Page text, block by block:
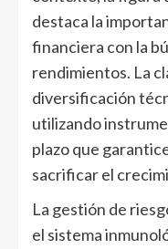
destaca la
financiera con la
rendimientos. La
diversificación
utilizando
plazo que
sacrificar el
La gestión de
el sistema